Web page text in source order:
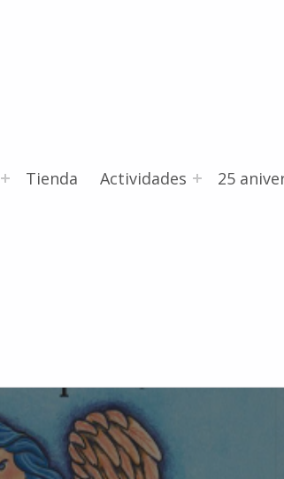
Tienda Actividades 25